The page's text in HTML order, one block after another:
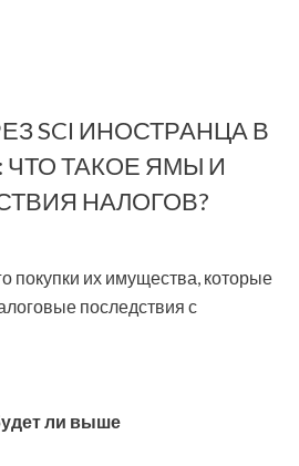
SCI ИНОСТРАНЦА В
ТАКОЕ ЯМЫ И
НАЛОГОВ?
покупки их имущества, которые
последствия с
ли выше